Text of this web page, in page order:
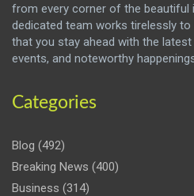
from every corner of the beautiful
dedicated team works tirelessly
that you stay ahead with the
events, and noteworthy
Categories
Blog (492)
Breaking News (400)
Business (314)